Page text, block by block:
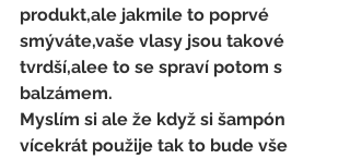
produkt,ale jakmile to poprvé
smýváte,vaše vlasy jsou takové
tvrdší,alee to se spraví potom s
balzámem.
Myslím si ale že když si šampón
vícekrát použije tak to bude vše